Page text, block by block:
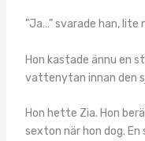
”Ja…” svarade han, lite
Hon kastade ännu en
vattenytan innan den
Hon hette Zia. Hon
sexton när hon dog.